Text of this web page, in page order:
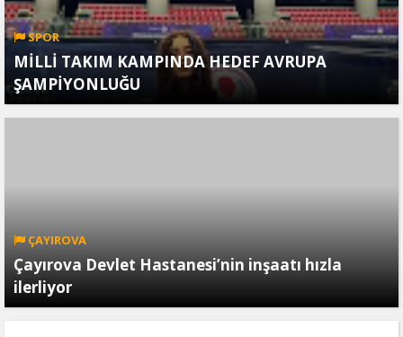
SPOR
MİLLİ TAKIM KAMPINDA HEDEF AVRUPA
ŞAMPİYONLUĞU
ÇAYIROVA
Çayırova Devlet Hastanesi’nin inşaatı hızla
ilerliyor